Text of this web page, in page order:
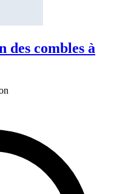
combles à